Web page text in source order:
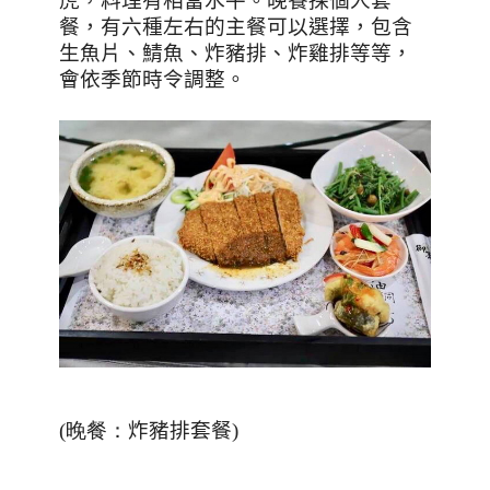
餐，有六種左右的主餐可以選擇，包含
生魚片、鯖魚、炸豬排、炸雞排等等，
會依季節時令調整。
(晚餐： 炸豬排套餐)